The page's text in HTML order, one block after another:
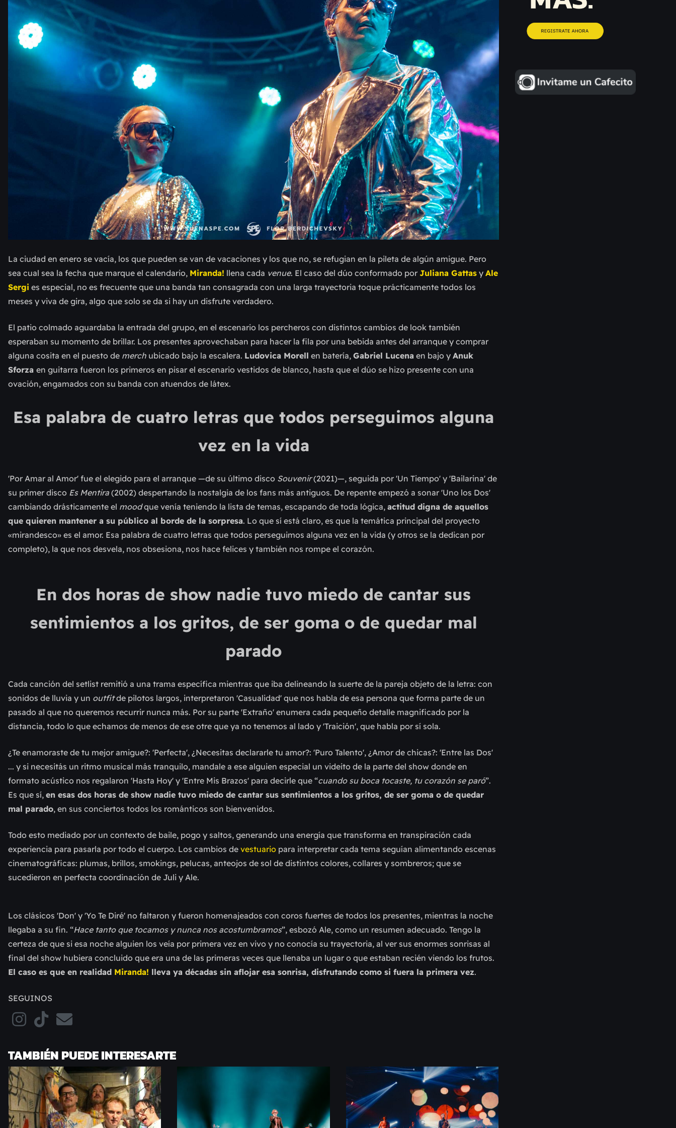
La ciudad en enero se vacía, los que pueden se van de vacaciones y los que no, se refugian en la pileta de algún amigue. Pero
sea cual sea la fecha que marque el calendario, Miranda! llena cada venue. El caso del dúo conformado por Juliana Gattas y Ale
Sergi es especial, no es frecuente que una banda tan consagrada con una larga trayectoria toque prácticamente todos los
meses y viva de gira, algo que solo se da si hay un disfrute verdadero.
El patio colmado aguardaba la entrada del grupo, en el escenario los percheros con distintos cambios de look también
esperaban su momento de brillar. Los presentes aprovechaban para hacer la fila por una bebida antes del arranque y comprar
alguna cosita en el puesto de merch ubicado bajo la escalera. Ludovica Morell en batería, Gabriel Lucena en bajo y Anuk
Sforza en guitarra fueron los primeros en pisar el escenario vestidos de blanco, hasta que el dúo se hizo presente con una
ovación, engamados con su banda con atuendos de látex.
Esa palabra de cuatro letras que todos perseguimos alguna
vez en la vida
'Por Amar al Amor' fue el elegido para el arranque —de su último disco Souvenir(2021)—, seguida por 'Un Tiempo' y 'Bailarina' de
su primer disco Es Mentira (2002) despertando la nostalgia de los fans más antiguos. De repente empezó a sonar 'Uno los Dos'
cambiando drásticamente el moodque venía teniendo la lista de temas, escapando de toda lógica, actitud digna de aquellos
que quieren mantener a su público al borde de la sorpresa. Lo que sí está claro, es que la temática principal del proyecto
«mirandesco» es el amor. Esa palabra de cuatro letras que todos perseguimos alguna vez en la vida (y otros se la dedican por
completo), la que nos desvela, nos obsesiona, nos hace felices y también nos rompe el corazón.
En dos horas de show nadie tuvo miedo de cantar sus
sentimientos a los gritos, de ser goma o de quedar mal
parado
Cada canción del setlist remitió a una trama específica mientras que iba delineando la suerte de la pareja objeto de la letra: con
sonidos de lluvia y un outfitde pilotos largos, interpretaron 'Casualidad' que nos habla de esa persona que forma parte de un
pasado al que no queremos recurrir nunca más. Por su parte 'Extraño' enumera cada pequeño detalle magnificado por la
distancia, todo lo que echamos de menos de ese otre que ya no tenemos al lado y 'Traición', que habla por sí sola.
¿Te enamoraste de tu mejor amigue?: 'Perfecta', ¿Necesitas declararle tu amor?: 'Puro Talento', ¿Amor de chicas?: 'Entre las Dos'
... y si necesitás un ritmo musical más tranquilo, mandale a ese alguien especial un videito de la parte del show donde en
formato acústico nos regalaron 'Hasta Hoy' y 'Entre Mis Brazos' para decirle que “cuando su boca tocaste, tu corazón se paró”.
Es que sí, en esas dos horas de show nadie tuvo miedo de cantar sus sentimientos a los gritos, de ser goma o de quedar
mal parado, en sus conciertos todos los románticos son bienvenidos.
Todo esto mediado por un contexto de baile, pogo y saltos, generando una energía que transforma en transpiración cada
experiencia para pasarla por todo el cuerpo. Los cambios de vestuario para interpretar cada tema seguían alimentando escenas
cinematográficas: plumas, brillos, smokings, pelucas, anteojos de sol de distintos colores, collares y sombreros; que se
sucedieron en perfecta coordinación de Juli y Ale.
Los clásicos 'Don' y 'Yo Te Diré' no faltaron y fueron homenajeados con coros fuertes de todos los presentes, mientras la noche
llegaba a su fin. “Hace tanto que tocamos y nunca nos acostumbramos”, esbozó Ale, como un resumen adecuado. Tengo la
certeza de que si esa noche alguien los veía por primera vez en vivo y no conocía su trayectoria, al ver sus enormes sonrisas al
final del show hubiera concluido que era una de las primeras veces que llenaba un lugar o que estaban recién viendo los frutos.
El caso es que en realidad Miranda! lleva ya décadas sin aflojar esa sonrisa, disfrutando como si fuera la primera vez.
SEGUINOS
TAMBIÉN PUEDE INTERESARTE